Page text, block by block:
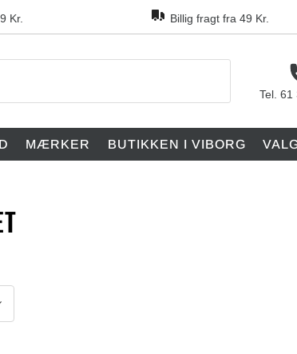
Kr. Billig fragt fra 49 Kr.
Tel. 61
MÆRKER BUTIKKEN I VIBORG